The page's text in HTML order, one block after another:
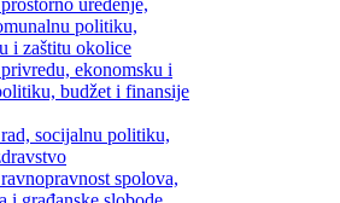
politiku,
i zaštitu okolice
ekonomsku i
budžet i finansije
socijalnu politiku,
spolova,